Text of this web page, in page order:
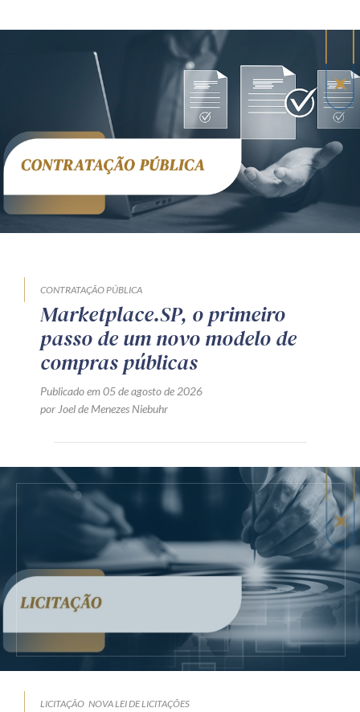
CONTRATAÇÃO PÚBLICA
Marketplace.SP, o primeiro
passo de um novo modelo de
compras públicas
Publicado em 05 de agosto de 2026
por Joel de Menezes Niebuhr
LICITAÇÃO NOVA LEI DE LICITAÇÕES